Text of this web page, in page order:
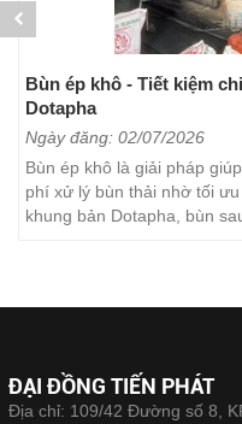
Bùn ép khô - Tiết kiệm
Dotapha
Ngày đăng: 02/07/2026
Bùn ép khô là giải pháp
phí xử lý bùn thải nhờ tối
khung bản Dotapha, bùn
ĐẠI ĐỒNG TIẾN PHÁT
Địa chỉ: 109/42 Đường số 8,